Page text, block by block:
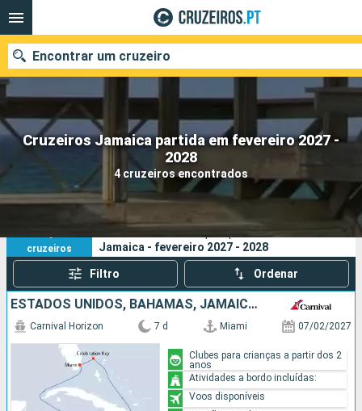
Cruzeiros Jamaica partida em fevereiro 2027 -
2028
4 cruzeiros encontrados
Encontrar um cruzeiro
Quando ir?
Data de partida
Companhias
Pesquisar
4
cruzeiros
Jamaica - fevereiro 2027 - 2028
Filtro Ordenar
ESTADOS UNIDOS, BAHAMAS, JAMAICA, CAIMÃO (ILHAS)
Carnival Horizon 7 d Miami 07/02/2027
Clubes para crianças a partir dos 2
anos
Atividades a bordo incluídas:
Voos disponíveis